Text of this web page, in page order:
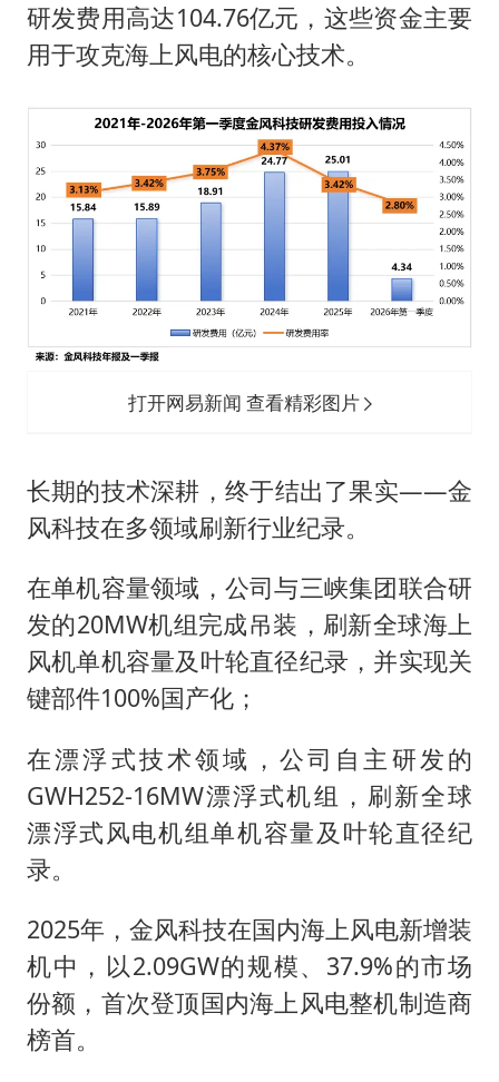
研发费用高达104.76亿元，这些资金主要
用于攻克海上风电的核心技术。
打开网易新闻 查看精彩图片
长期的技术深耕，终于结出了果实——金
风科技在多领域刷新行业纪录。
在单机容量领域，公司与三峡集团联合研
发的20MW机组完成吊装，刷新全球海上
风机单机容量及叶轮直径纪录，并实现关
键部件100%国产化；
在漂浮式技术领域，公司自主研发的
GWH252-16MW漂浮式机组，刷新全球
漂浮式风电机组单机容量及叶轮直径纪
录。
2025年，金风科技在国内海上风电新增装
机中，以2.09GW的规模、37.9%的市场
份额，首次登顶国内海上风电整机制造商
榜首。